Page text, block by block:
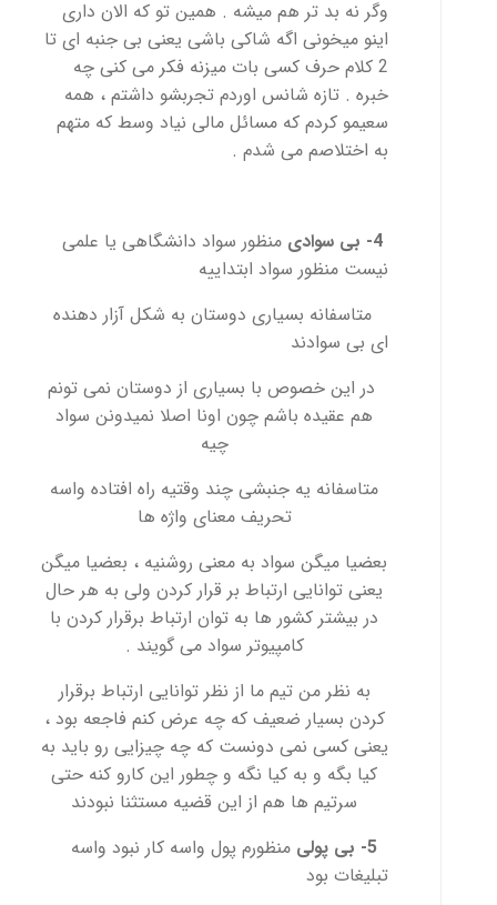
وگر نه بد تر هم میشه . همین تو که الان داری
اینو میخونی اگه شاکی باشی یعنی بی جنبه ای تا
2 کلام حرف کسی بات میزنه فکر می کنی چه
خبره . تازه شانس اوردم تجربشو داشتم ، همه
سعیمو کردم که مسائل مالی نیاد وسط که متهم
به اختلاصم می شدم .
منظور سواد دانشگاهی یا علمی
نیست منظور سواد ابتداییه
متاسفانه بسیاری دوستان به شکل آزار دهنده
ای بی سوادند
در این خصوص با بسیاری از دوستان نمی تونم
هم عقیده باشم چون اونا اصلا نمیدونن سواد
چیه
متاسفانه یه جنبشی چند وقتیه راه افتاده واسه
تحریف معنای واژه ها
بعضیا میگن سواد به معنی روشنیه ، بعضیا میگن
یعنی توانایی ارتباط بر قرار کردن ولی به هر حال
در بیشتر کشور ها به توان ارتباط برقرار کردن با
کامپیوتر سواد می گویند .
به نظر من تیم ما از نظر توانایی ارتباط برقرار
کردن بسیار ضعیف که چه عرض کنم فاجعه بود ،
یعنی کسی نمی دونست که چه چیزایی رو باید به
کیا بگه و به کیا نگه و چطور این کارو کنه حتی
سرتیم ها هم از این قضیه مستثنا نبودند
منظورم پول واسه کار نبود واسه
تبلیغات بود